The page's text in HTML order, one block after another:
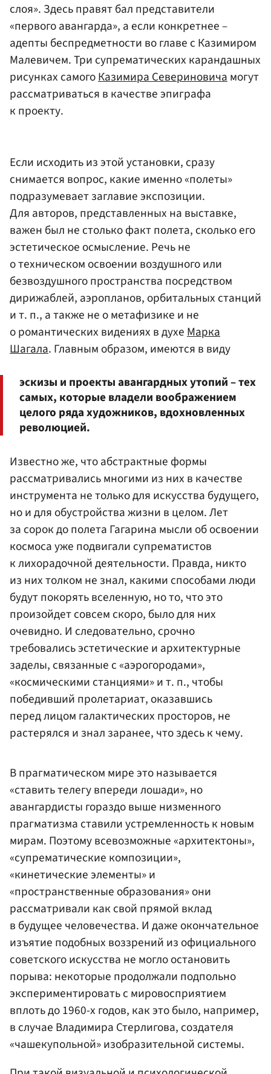
слоя». Здесь правят бал представители
«первого авангарда», а если конкретнее –
адепты беспредметности во главе с Казимиром
Малевичем. Три супрематических карандашных
рисунках самогоКазимира Севериновича могут
рассматриваться в качестве эпиграфа
к проекту.
Если исходить из этой установки, сразу
снимается вопрос, какие именно «полеты»
подразумевает заглавие экспозиции.
Для авторов, представленных на выставке,
важен был не столько факт полета, сколько его
эстетическое осмысление. Речь не
о техническом освоении воздушного или
безвоздушного пространства посредством
дирижаблей, аэропланов, орбитальных станций
и т. п., а также не о метафизике и не
о романтических видениях в духеМарка
Шагала. Главным образом, имеются в виду
эскизы и проекты авангардных утопий – тех
самых, которые владели воображением
целого ряда художников, вдохновленных
революцией.
Известно же, что абстрактные формы
рассматривались многими из них в качестве
инструмента не только для искусства будущего,
но и для обустройства жизни в целом. Лет
за сорок до полета Гагарина мысли об освоении
космоса уже подвигали супрематистов
к лихорадочной деятельности. Правда, никто
из них толком не знал, какими способами люди
будут покорять вселенную, но то, что это
произойдет совсем скоро, было для них
очевидно. И следовательно, срочно
требовались эстетические и архитектурные
заделы, связанные с «аэрогородами»,
«космическими станциями» и т. п., чтобы
победивший пролетариат, оказавшись
перед лицом галактических просторов, не
растерялся и знал заранее, что здесь к чему.
В прагматическом мире это называется
«ставить телегу впереди лошади», но
авангардисты гораздо выше низменного
прагматизма ставили устремленность к новым
мирам. Поэтому всевозможные «архитектоны»,
«супрематические композиции»,
«кинетические элементы» и
«пространственные образования» они
рассматривали как свой прямой вклад
в будущее человечества. И даже окончательное
изъятие подобных воззрений из официального
советского искусства не могло остановить
порыва: некоторые продолжали подпольно
экспериментировать с мировосприятием
вплоть до 1960-х годов, как это было, например,
в случае Владимира Стерлигова, создателя
«чашекупольной» изобразительной системы.